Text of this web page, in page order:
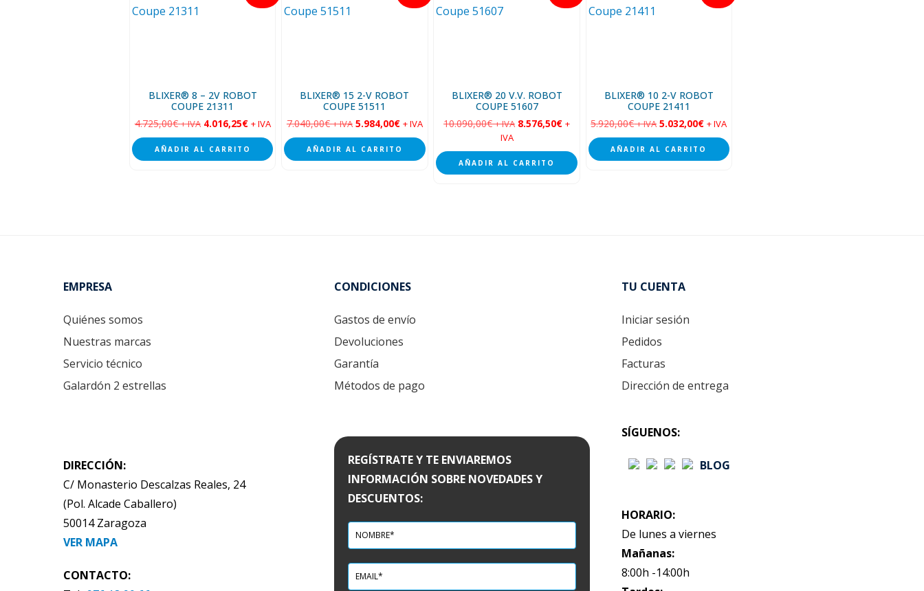
BLIXER® 8 – 2V ROBOT
COUPE 21311
4.725,00€ + IVA 4.016,25€ + IVA
AÑADIR AL CARRITO
BLIXER® 15 2-V ROBOT
COUPE 51511
7.040,00€ + IVA 5.984,00€ + IVA
AÑADIR AL CARRITO
BLIXER® 20 V.V. ROBOT
COUPE 51607
10.090,00€ + IVA 8.576,50€ +
IVA
AÑADIR AL CARRITO
BLIXER® 10 2-V ROBOT
COUPE 21411
5.920,00€ + IVA 5.032,00€ + IVA
AÑADIR AL CARRITO
EMPRESA
Quiénes somos
Nuestras marcas
Servicio técnico
Galardón 2 estrellas
DIRECCIÓN:
C/ Monasterio Descalzas Reales, 24
(Pol. Alcade Caballero)
50014 Zaragoza
VER MAPA
CONTACTO:
CONDICIONES
Gastos de envío
Devoluciones
Garantía
Métodos de pago
REGÍSTRATE Y TE ENVIAREMOS
INFORMACIÓN SOBRE NOVEDADES Y
DESCUENTOS:
TU CUENTA
Iniciar sesión
Pedidos
Facturas
Dirección de entrega
SÍGUENOS:
BLOG
HORARIO:
De lunes a viernes
Mañanas:
8:00h -14:00h